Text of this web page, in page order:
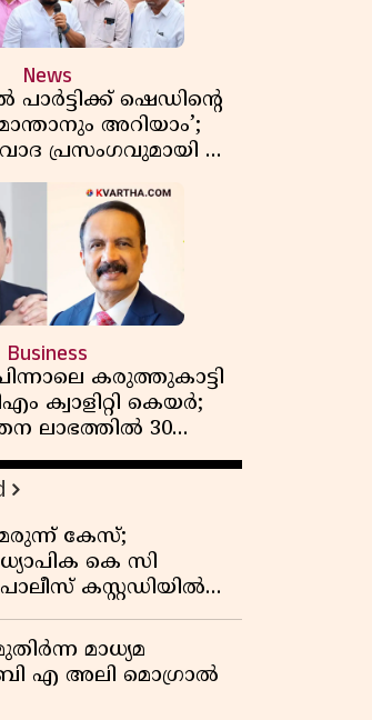
News
പാർട്ടിക്ക് ഷെഡിൻ്റെ
അറിയാം’;
പ്രസംഗവുമായി കെ
രാഗേഷ്
Business
കരുത്തുകാട്ടി
ക്വാളിറ്റി കെയർ;
ലാഭത്തിൽ 30
വളർച്ച,
ലാഭത്തിലും വൻ
ആദ്യ പാദ
പുറത്ത്
കേസ്;
കെ സി
കസ്റ്റഡിയിൽ
മാധ്യമ
എ അലി മൊഗ്രാൽ